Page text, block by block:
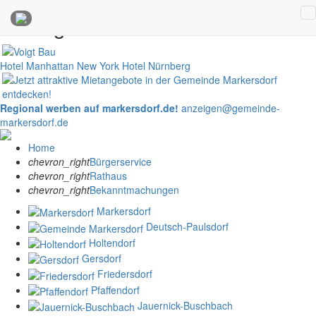
Anzeigen
Hotel Manhattan New York Hotel Nürnberg
Regional werben auf markersdorf.de! anzeigen@gemeinde-
markersdorf.de
Home
chevron_rightBürgerservice
chevron_rightRathaus
chevron_rightBekanntmachungen
Markersdorf
Deutsch-Paulsdorf
Holtendorf
Gersdorf
Friedersdorf
Pfaffendorf
Jauernick-Buschbach